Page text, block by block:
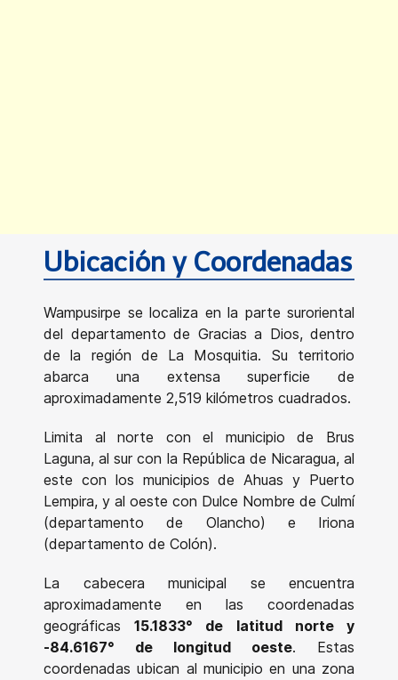
Ubicación y Coordenadas
Wampusirpe se localiza en la parte suroriental
del departamento de Gracias a Dios, dentro
de la región de La Mosquitia. Su territorio
abarca una extensa superficie de
aproximadamente 2,519 kilómetros cuadrados.
Limita al norte con el municipio de Brus
Laguna, al sur con la República de Nicaragua, al
este con los municipios de Ahuas y Puerto
Lempira, y al oeste con Dulce Nombre de Culmí
(departamento de Olancho) e Iriona
(departamento de Colón).
La cabecera municipal se encuentra
aproximadamente en las coordenadas
geográficas15.1833° de latitud norte y
-84.6167° de longitud oeste. Estas
coordenadas ubican al municipio en una zona